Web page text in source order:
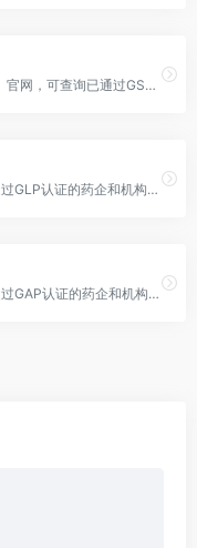
国家食品药品监督管理总局（NMPA）官网，可查询已通过GSP认证的药企和机构信息。
医药网（Pharmnet），可查询已经通过GLP认证的药企和机构信息。
医药网（Pharmnet），可查询已经通过GAP认证的药企和机构信息。